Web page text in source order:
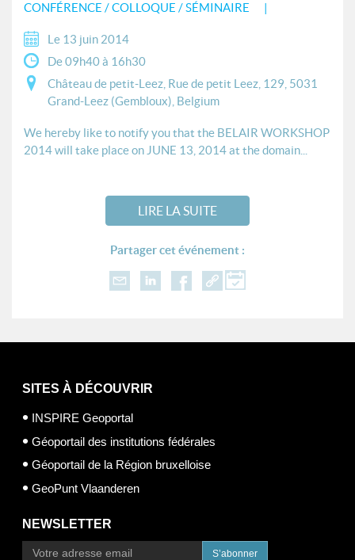
CONFÉRENCE / COLLOQUE / SÉMINAIRE
Le 13 juin 2014
De 09h40 à 16h30
Château de petit-Leez, Rue de petit Leez, 129, 5031
Grand-Leez (Gembloux), Belgium
We hereby like to notify you that the BELAIR WORKSHOP
2014 will take place on JUNE 13, 2014 at the domain...
LIRE LA SUITE
Partager cet événement :
SITES À DÉCOUVRIR
INSPIRE Geoportal
Géoportail des institutions fédérales
Géoportail de la Région bruxelloise
GeoPunt Vlaanderen
NEWSLETTER
S’abonner